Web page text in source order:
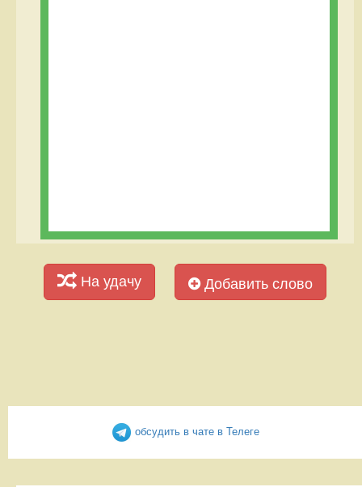
На удачу Добавить слово
обсудить в чате в Телеге